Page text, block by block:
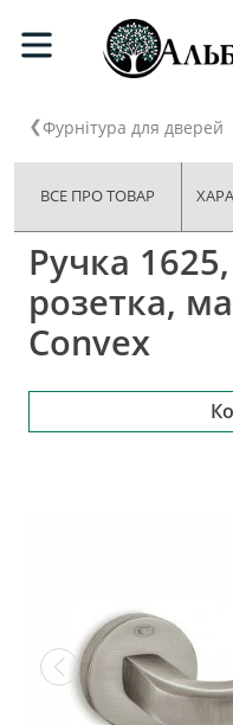
Фурнітура для дверей
ВСЕ ПРО ТОВАР
Ручка
розетка,
Convex